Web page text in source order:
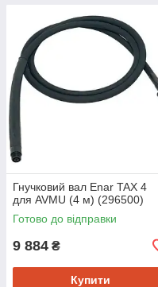
Гнучковий вал Enar TAX 4
для AVMU (4 м) (296500)
Готово до відправки
9 884 ₴
Купити